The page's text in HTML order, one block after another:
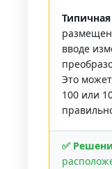
вводе
Это
100 или
✅